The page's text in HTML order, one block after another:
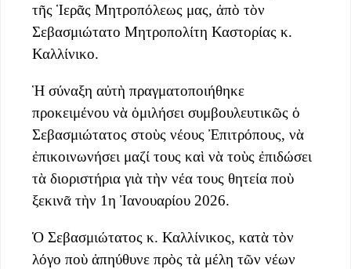
τῆς Ἱερᾶς Μητροπόλεως μας, ἀπὸ τὸν
Σεβασμιώτατο Μητροπολίτη Καστορίας κ.
Καλλίνικο.
Ἡ σύναξη αὐτὴ πραγματοποιήθηκε
προκειμένου νὰ ὁμιλήσει συμβουλευτικῶς ὁ
Σεβασμιώτατος στοὺς νέους Ἐπιτρόπους, νὰ
ἐπικοινωνήσει μαζί τους καὶ νὰ τοὺς ἐπιδώσει
τὰ διοριστήρια γιὰ τὴν νέα τους θητεία ποὺ
ξεκινᾶ τὴν 1η Ἰανουαρίου 2026.
Ὁ Σεβασμιώτατος κ. Καλλίνικος, κατὰ τὸν
λόγο ποὺ ἀπηύθυνε πρὸς τὰ μέλη τῶν νέων